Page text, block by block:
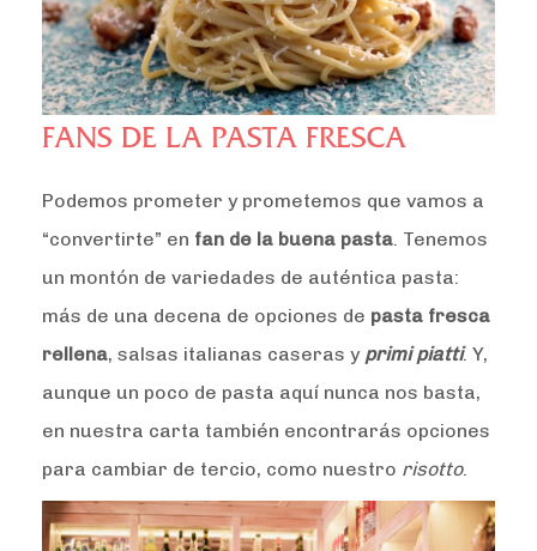
FANS DE LA PASTA FRESCA
Podemos prometer y prometemos que vamos a
“convertirte” en fan de la buena pasta. Tenemos
un montón de variedades de auténtica pasta:
más de una decena de opciones de pasta fresca
rellena, salsas italianas caseras y primi piatti. Y,
aunque un poco de pasta aquí nunca nos basta,
en nuestra carta también encontrarás opciones
para cambiar de tercio, como nuestro risotto.